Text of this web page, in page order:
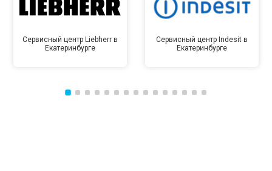
Сервисный центр Liebherr в
Екатеринбурге
Сервисный центр Indesit в
Екатеринбурге